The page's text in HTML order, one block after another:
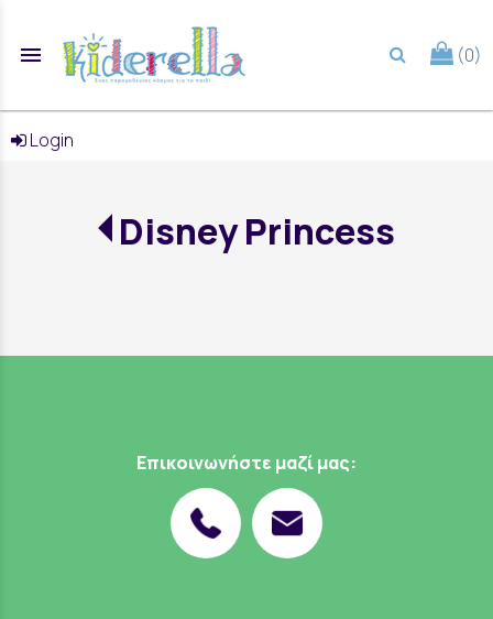
menu (0)
Login
Disney Princess
Επικοινωνήστε μαζί μας: